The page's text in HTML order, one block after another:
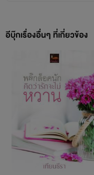
อีบุ๊กเรื่องอื่นๆ ที่เกี่ยวข้อง